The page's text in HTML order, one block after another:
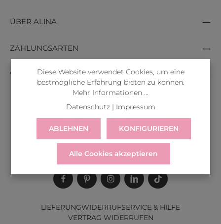
ÜBER ALINA
ZAHLUNGSARTEN
VERSANDARTEN
LIEFERUNGWIDERRUFSERVICE & HILFE
VERTRAG WIDERRUFEN
Diese Website verwendet Cookies, um eine
bestmögliche Erfahrung bieten zu können.
Mehr Informationen ...
Datenschutz| Impressum
ABLEHNEN KONFIGURIEREN
Alle Cookies akzeptieren